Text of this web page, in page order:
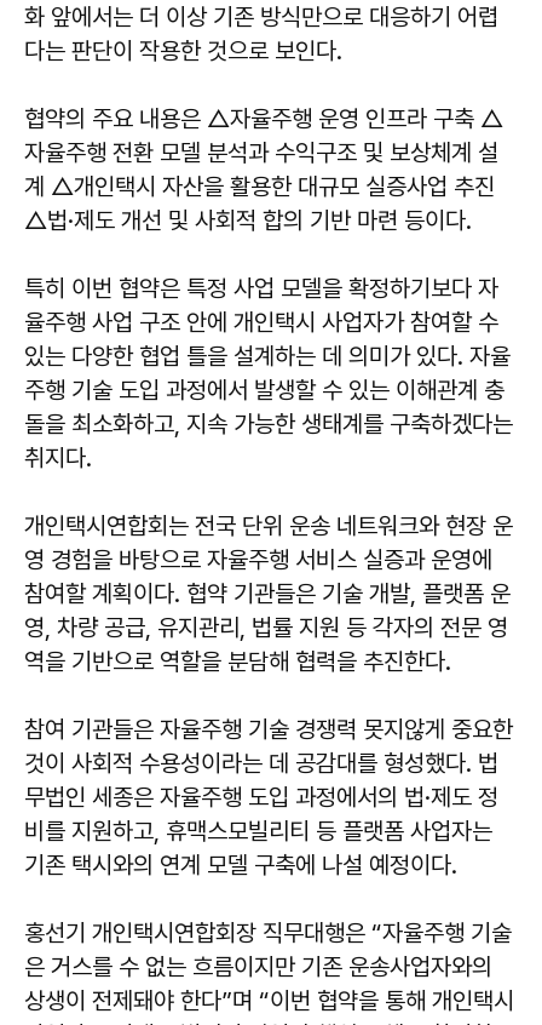
화 앞에서는 더 이상 기존 방식만으로 대응하기 어렵
다는 판단이 작용한 것으로 보인다.
협약의 주요 내용은 △자율주행 운영 인프라 구축 △
자율주행 전환 모델 분석과 수익구조 및 보상체계 설
계 △개인택시 자산을 활용한 대규모 실증사업 추진
△법·제도 개선 및 사회적 합의 기반 마련 등이다.
특히 이번 협약은 특정 사업 모델을 확정하기보다 자
율주행 사업 구조 안에 개인택시 사업자가 참여할 수
있는 다양한 협업 틀을 설계하는 데 의미가 있다. 자율
주행 기술 도입 과정에서 발생할 수 있는 이해관계 충
돌을 최소화하고, 지속 가능한 생태계를 구축하겠다는
취지다.
개인택시연합회는 전국 단위 운송 네트워크와 현장 운
영 경험을 바탕으로 자율주행 서비스 실증과 운영에
참여할 계획이다. 협약 기관들은 기술 개발, 플랫폼 운
영, 차량 공급, 유지관리, 법률 지원 등 각자의 전문 영
역을 기반으로 역할을 분담해 협력을 추진한다.
참여 기관들은 자율주행 기술 경쟁력 못지않게 중요한
것이 사회적 수용성이라는 데 공감대를 형성했다. 법
무법인 세종은 자율주행 도입 과정에서의 법·제도 정
비를 지원하고, 휴맥스모빌리티 등 플랫폼 사업자는
기존 택시와의 연계 모델 구축에 나설 예정이다.
홍선기 개인택시연합회장 직무대행은 “자율주행 기술
은 거스를 수 없는 흐름이지만 기존 운송사업자와의
상생이 전제돼야 한다”며 “이번 협약을 통해 개인택시